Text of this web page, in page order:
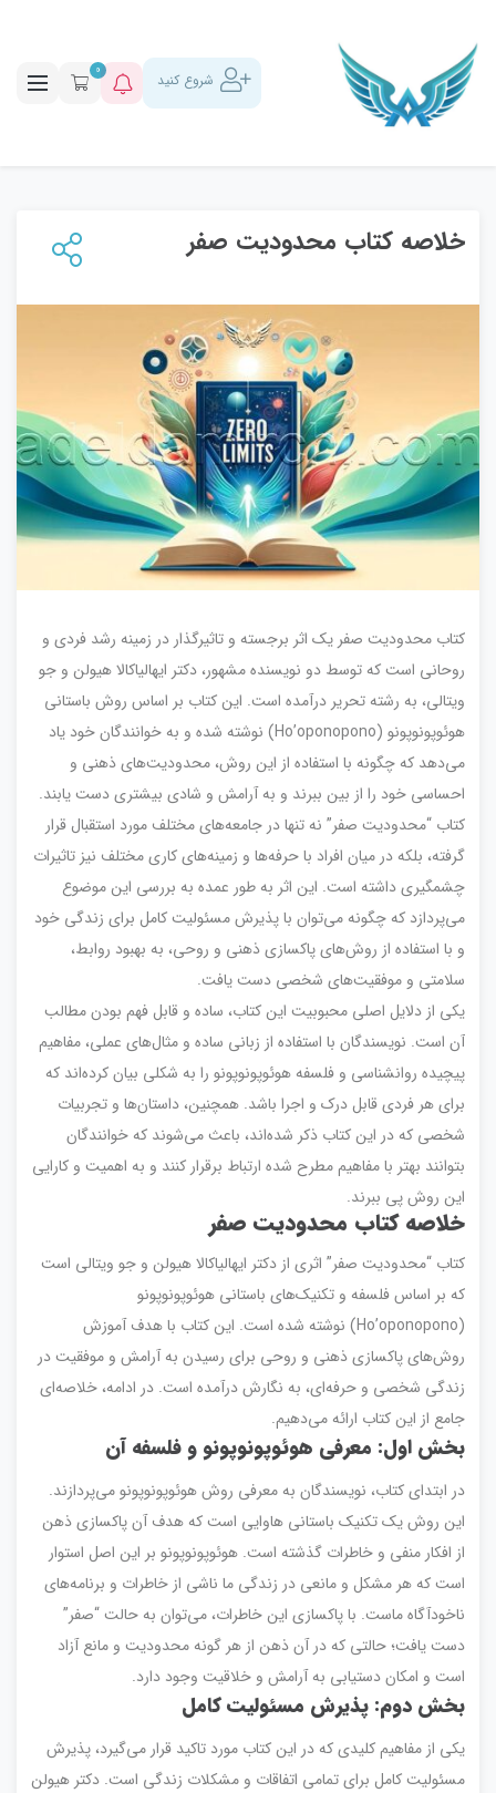
شروع کنید 0
خلاصه کتاب محدودیت صفر
کتاب محدودیت صفر یک اثر برجسته و تاثیرگذار در زمینه رشد فردی و
روحانی است که توسط دو نویسنده مشهور، دکتر ایهالیاکالا هیولن و جو
ویتالی، به رشته تحریر درآمده است. این کتاب بر اساس روش باستانی
هوئوپونوپونو (Ho’oponopono) نوشته شده و به خوانندگان خود یاد
می‌دهد که چگونه با استفاده از این روش، محدودیت‌های ذهنی و
احساسی خود را از بین ببرند و به آرامش و شادی بیشتری دست یابند.
کتاب “محدودیت صفر” نه تنها در جامعه‌های مختلف مورد استقبال قرار
گرفته، بلکه در میان افراد با حرفه‌ها و زمینه‌های کاری مختلف نیز تاثیرات
چشمگیری داشته است. این اثر به طور عمده به بررسی این موضوع
می‌پردازد که چگونه می‌توان با پذیرش مسئولیت کامل برای زندگی خود
و با استفاده از روش‌های پاکسازی ذهنی و روحی، به بهبود روابط،
سلامتی و موفقیت‌های شخصی دست یافت.
یکی از دلایل اصلی محبوبیت این کتاب، ساده و قابل فهم بودن مطالب
آن است. نویسندگان با استفاده از زبانی ساده و مثال‌های عملی، مفاهیم
پیچیده روانشناسی و فلسفه هوئوپونوپونو را به شکلی بیان کرده‌اند که
برای هر فردی قابل درک و اجرا باشد. همچنین، داستان‌ها و تجربیات
شخصی که در این کتاب ذکر شده‌اند، باعث می‌شوند که خوانندگان
بتوانند بهتر با مفاهیم مطرح شده ارتباط برقرار کنند و به اهمیت و کارایی
این روش پی ببرند.
خلاصه کتاب محدودیت صفر
کتاب “محدودیت صفر” اثری از دکتر ایهالیاکالا هیولن و جو ویتالی است
که بر اساس فلسفه و تکنیک‌های باستانی هوئوپونوپونو
(Ho’oponopono) نوشته شده است. این کتاب با هدف آموزش
روش‌های پاکسازی ذهنی و روحی برای رسیدن به آرامش و موفقیت در
زندگی شخصی و حرفه‌ای، به نگارش درآمده است. در ادامه، خلاصه‌ای
جامع از این کتاب ارائه می‌دهیم.
بخش اول: معرفی هوئوپونوپونو و فلسفه آن
در ابتدای کتاب، نویسندگان به معرفی روش هوئوپونوپونو می‌پردازند.
این روش یک تکنیک باستانی هاوایی است که هدف آن پاکسازی ذهن
از افکار منفی و خاطرات گذشته است. هوئوپونوپونو بر این اصل استوار
است که هر مشکل و مانعی در زندگی ما ناشی از خاطرات و برنامه‌های
ناخودآگاه ماست. با پاکسازی این خاطرات، می‌توان به حالت “صفر”
دست یافت؛ حالتی که در آن ذهن از هر گونه محدودیت و مانع آزاد
است و امکان دستیابی به آرامش و خلاقیت وجود دارد.
بخش دوم: پذیرش مسئولیت کامل
یکی از مفاهیم کلیدی که در این کتاب مورد تاکید قرار می‌گیرد، پذیرش
مسئولیت کامل برای تمامی اتفاقات و مشکلات زندگی است. دکتر هیولن